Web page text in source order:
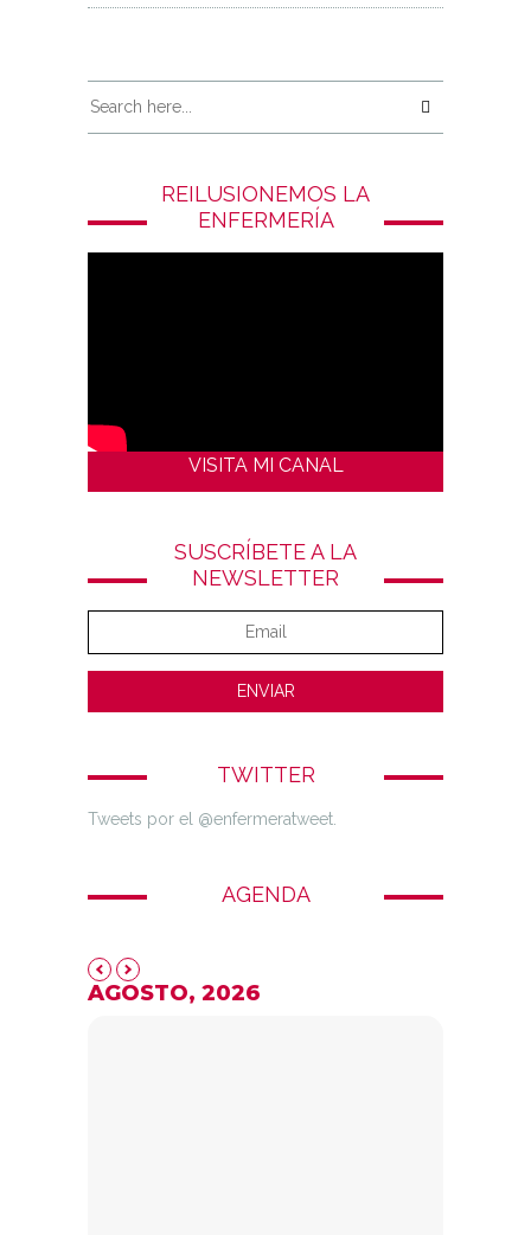
REILUSIONEMOS LA
ENFERMERÍA
VISITA MI CANAL
SUSCRÍBETE A LA
NEWSLETTER
TWITTER
Tweets por el @enfermeratweet.
AGENDA
AGOSTO, 2026